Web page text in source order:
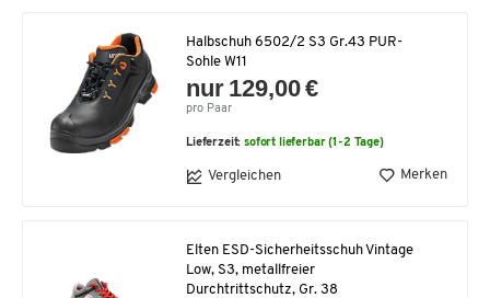
Halbschuh 6502/2 S3 Gr.43 PUR-
Sohle W11
nur 129,00 €
pro Paar
Lieferzeit:sofort lieferbar (1-2 Tage)
Vergleichen Merken
Elten ESD-Sicherheitsschuh Vintage
Low, S3, metallfreier
Durchtrittschutz, Gr. 38